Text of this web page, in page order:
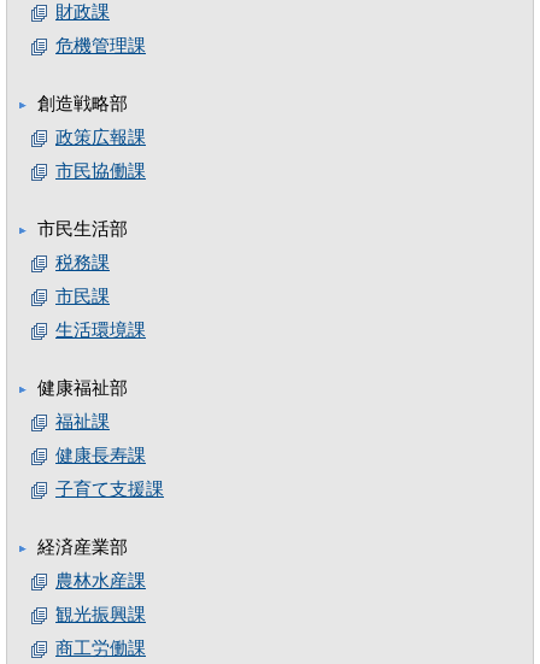
財政課
危機管理課
創造戦略部
政策広報課
市民協働課
市民生活部
税務課
市民課
生活環境課
健康福祉部
福祉課
健康長寿課
子育て支援課
経済産業部
農林水産課
観光振興課
商工労働課